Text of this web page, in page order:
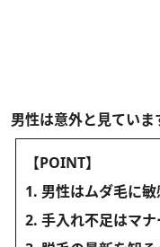
男性は意外と見ていま
【POINT】
1. 男性はムダ毛に敏
2. 手入れ不足はマナ